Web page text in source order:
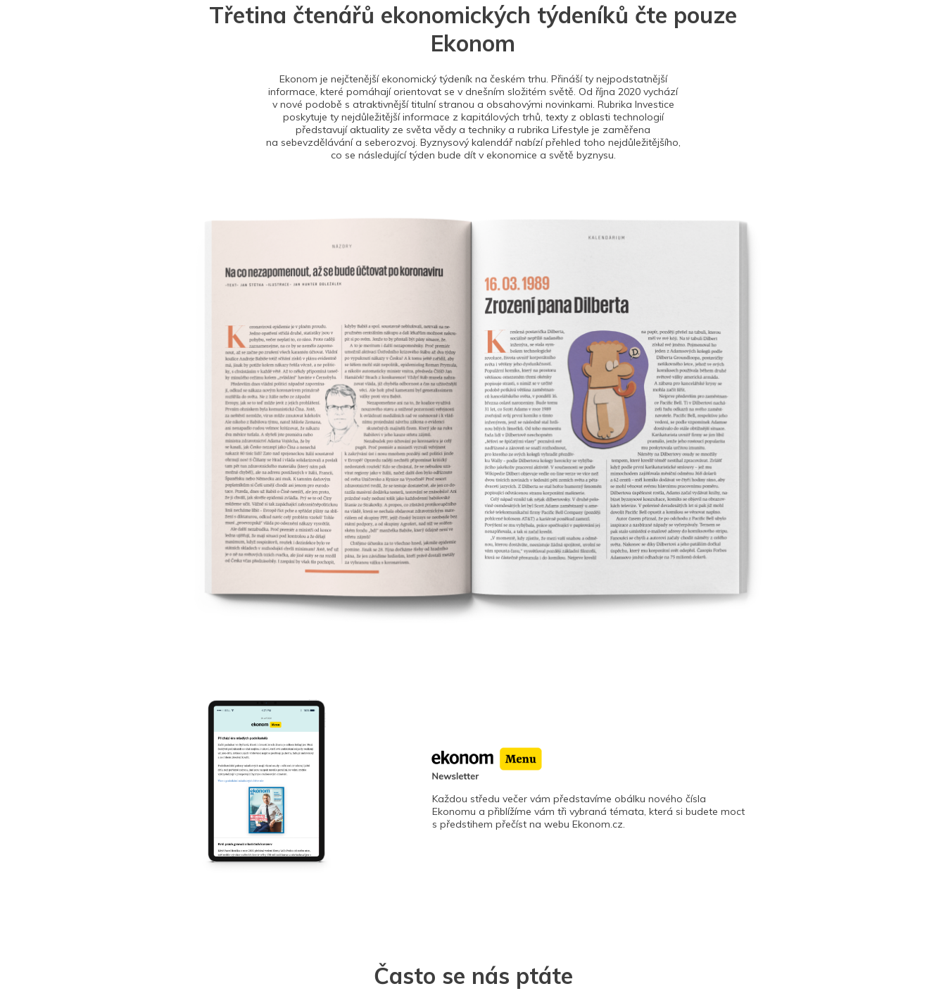
Třetina čtenářů ekonomických týdeníků čte pouze
Ekonom
Ekonom je nejčtenější ekonomický týdeník na českém trhu. Přináší ty nejpodstatnější
informace, které pomáhají orientovat se v dnešním složitém světě. Od října 2020 vychází
v nové podobě s atraktivnější titulní stranou a obsahovými novinkami. Rubrika Investice
poskytuje ty nejdůležitější informace z kapitálových trhů, texty z oblasti technologií
představují aktuality ze světa vědy a techniky a rubrika Lifestyle je zaměřena
na sebevzdělávání a seberozvoj. Byznysový kalendář nabízí přehled toho nejdůležitějšího,
co se následující týden bude dít v ekonomice a světě byznysu.
Každou středu večer vám představíme obálku nového čísla
Ekonomu a přiblížíme vám tři vybraná témata, která si budete moct
s předstihem přečíst na webu Ekonom.cz.
Často se nás ptáte